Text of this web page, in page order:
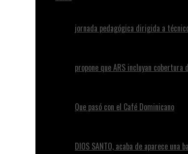
jornada pedagógica dirigida a
propone que ARS incluyan cobertura
Que pasó con el Café Dominicano
DIOS SANTO, acaba de aparece una